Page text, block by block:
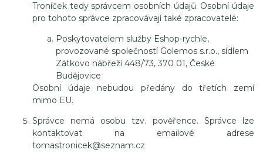
Troníček tedy správcem osobních údajů. Osobní údaje
pro tohoto správce zpracovávají také zpracovatelé:
Poskytovatelem služby Eshop-rychle,
provozované společností Golemos s.r.o., sídlem
Zátkovo nábřeží 448/73, 370 01, České
Budějovice
Osobní údaje nebudou předány do třetích zemí
mimo EU.
Správce nemá osobu tzv. pověřence. Správce lze
kontaktovat na emailové adrese
tomastronicek@seznam.cz